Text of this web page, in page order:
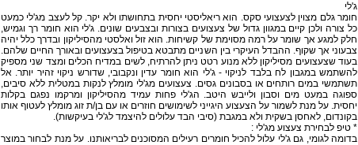
ג'לי
חומר גלם מצוין לצעצועי סקס. הוא ריאליסטי יחסית בתחושתו ולא יקר. קל לעצב מג'לי כמעט
כל צורה ולכן קיים במגוון גדול של צעצועים בצורות ובצבעים שונים. ג'לי הוא חומר רך וגמיש,
חלק למגע אך שומר על רמה מסוימת של קשיחות. הוא זול ואלסטי מהסיליקון ובדרך כלל יהיה
צבעוני אך שקוף. ההבדל העיקרי בין השניים מתבטא בטיפול בצעצועים ובאורך החיים שלהם.
בעוד שצעצועים מסיליקון ללא מנוע רטט ניתן להרתיח, לשים במדיח הכלים ומצד שני מספיק
להשתמש במגבון לח בלבד לניקוי - ג'לי הוא חומר עדין ונקבובי, שדורש ניקוי זהיר יותר. אל
תשתמשי במים רותחים או בסבונים גסים. צעצועים מג'לי מומלץ לנקות במטלית ללא סיבים,
ספוגה במעט מים וסבון ולייבש היטב. הג'לי פחות עמיד מהסיליקון ומרקמו נפגם בקלות
יחסית. על מנת לשמור על הצעצוע היגייני לשימושים חוזרים או עם בן/ת זוג מומלץ לעטוף אותו
בקונדום, לאחסן בשקית ולא במגבת (סיבי הבד עלולים להיצמד לג'לי בעיקשות).
* טיפ לבחירת צעצוע מג'לי :
בדומה לגומי, גם ג'לי עלול להכיל חומרים רעילים המסוכנים לבריאותנו. על מנת לבחור במוצר